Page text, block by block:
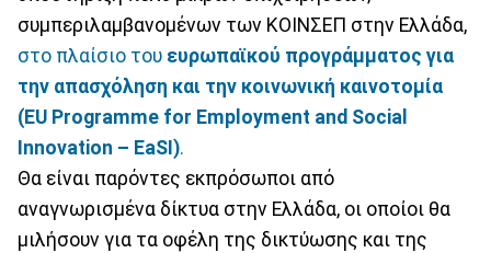
συμπεριλαμβανομένων των ΚΟΙΝΣΕΠ στην Ελλάδα,
στο πλαίσιο του ευρωπαϊκού προγράμματος για
την απασχόληση και την κοινωνική καινοτομία
(EU Programme for Employment and Social
Innovation – EaSI).
Θα είναι παρόντες εκπρόσωποι από
αναγνωρισμένα δίκτυα στην Ελλάδα, οι οποίοι θα
μιλήσουν για τα οφέλη της δικτύωσης και της